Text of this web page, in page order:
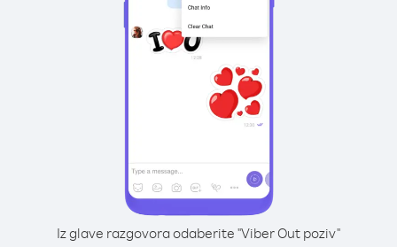
Iz glave razgovora odaberite "Viber Out poziv"